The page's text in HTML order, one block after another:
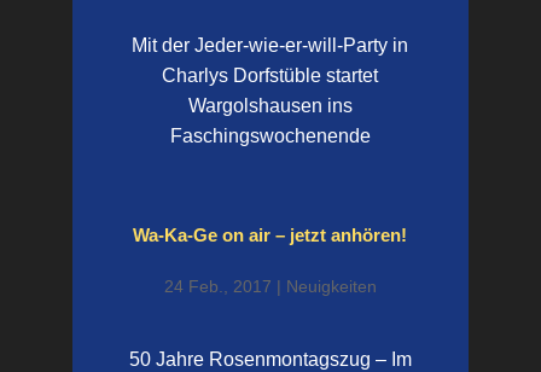
Mit der Jeder-wie-er-will-Party in
Charlys Dorfstüble startet
Wargolshausen ins
Faschingswochenende
Wa-Ka-Ge on air – jetzt anhören!
24 Feb., 2017 | Neuigkeiten
50 Jahre Rosenmontagszug – Im